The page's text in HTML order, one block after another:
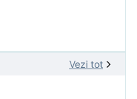
Vezi tot